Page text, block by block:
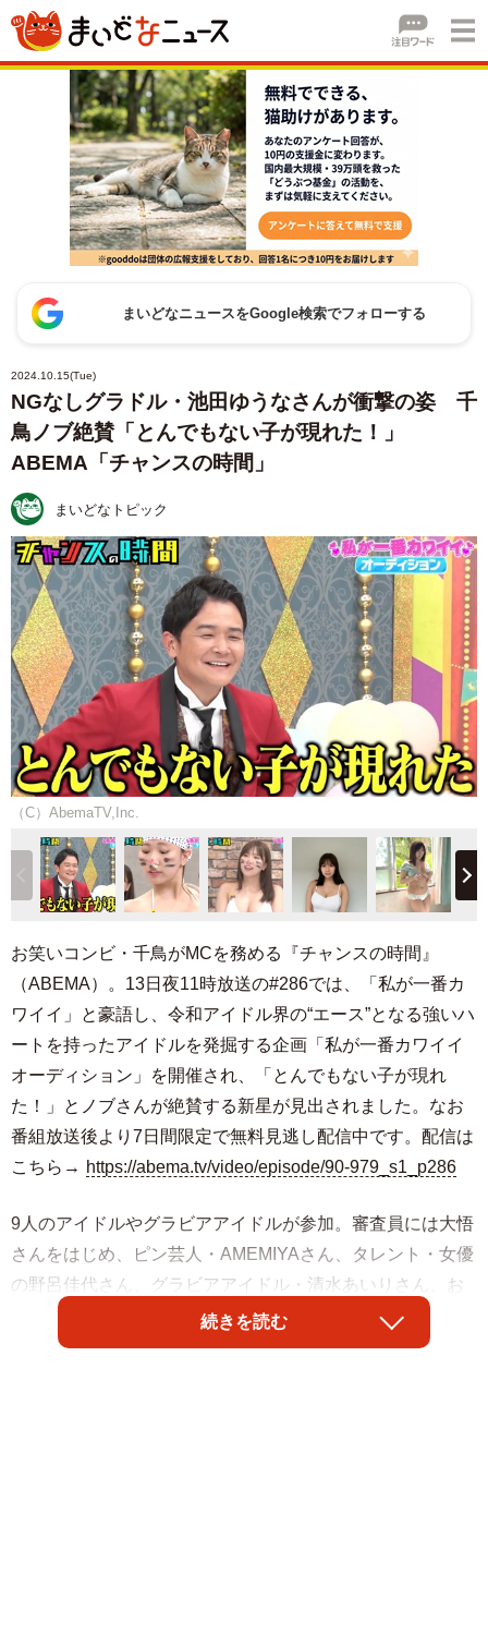
まいどなニュースをGoogle検索でフォローする
2024.10.15(Tue)
NGなしグラドル・池田ゆうなさんが衝撃の姿 千
鳥ノブ絶賛「とんでもない子が現れた！」
ABEMA「チャンスの時間」
まいどなトピック
（C）AbemaTV,Inc.
お笑いコンビ・千鳥がMCを務める『チャンスの時間』
（ABEMA）。13日夜11時放送の#286では、「私が一番カ
ワイイ」と豪語し、令和アイドル界の“エース”となる強いハ
ートを持ったアイドルを発掘する企画「私が一番カワイイ
オーディション」を開催され、「とんでもない子が現れ
た！」とノブさんが絶賛する新星が見出されました。なお
番組放送後より7日間限定で無料見逃し配信中です。配信は
こちら→ https://abema.tv/video/episode/90-979_s1_p286
9人のアイドルやグラビアアイドルが参加。審査員には大悟
さんをはじめ、ピン芸人・AMEMIYAさん、タレント・女優
の野呂佳代さん、グラビアアイドル・清水あいりさん、お
笑いコンビ・相席スタートの山添寛さんが集結。趣味・特
技の自己アピールや審査員との質疑応答から、誰が一番カ
続きを読む